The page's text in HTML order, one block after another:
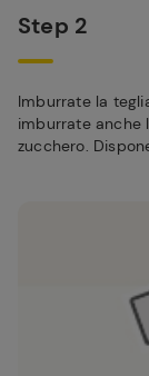
Step 2
Imburrate la
imburrate anche
zucchero.